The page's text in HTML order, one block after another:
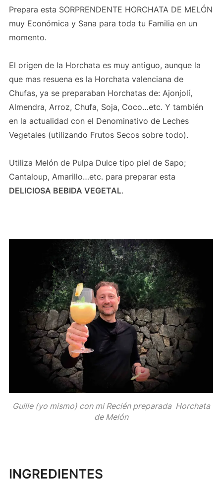
Prepara esta SORPRENDENTE HORCHATA DE MELÓN
muy Económica y Sana para toda tu Familia en un
momento.
El origen de la Horchata es muy antiguo, aunque la
que mas resuena es la Horchata valenciana de
Chufas, ya se preparaban Horchatas de: Ajonjolí,
Almendra, Arroz, Chufa, Soja, Coco…etc. Y también
en la actualidad con el Denominativo de Leches
Vegetales (utilizando Frutos Secos sobre todo).
Utiliza Melón de Pulpa Dulce tipo piel de Sapo;
Cantaloup, Amarillo…etc. para preparar esta
DELICIOSA BEBIDA VEGETAL.
Guille (yo mismo) con mi Recién preparada Horchata
de Melón
INGREDIENTES